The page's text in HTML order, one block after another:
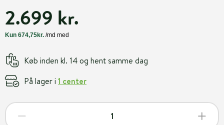
2.699 kr.
Køb inden kl. 14 og hent samme dag
På lager i 1 center